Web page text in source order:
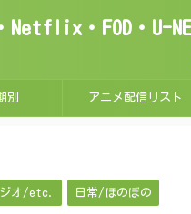
Netflix・FOD・U-
別 アニメ配信リスト
オ/etc. 日常/ほのぼの